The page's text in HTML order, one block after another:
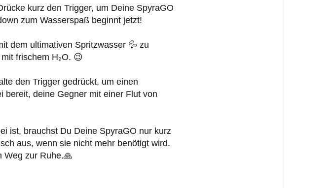
kurz den Trigger, um Deine SpyraGO
zum Wasserspaß beginnt jetzt!
dem ultimativen Spritzwasser 💦 zu
frischem H₂O. 😉
den Trigger gedrückt, um einen
bereit, deine Gegner mit einer Flut von
ist, brauchst Du Deine SpyraGO nur kurz
aus, wenn sie nicht mehr benötigt wird.
Weg zur Ruhe.🙏